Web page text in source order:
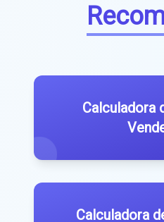
Calculadora
Calculadora